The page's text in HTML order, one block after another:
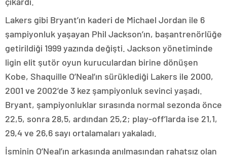
Lakers gibi Bryant’ın kaderi de Michael Jordan ile 6
şampiyonluk yaşayan Phil Jackson’ın, başantrenörlüğe
getirildiği 1999 yazında değişti. Jackson yönetiminde
ligin elit şutör oyun kuruculardan birine dönüşen
Kobe, Shaquille O’Neal’ın sürüklediği Lakers ile 2000,
2001 ve 2002’de 3 kez şampiyonluk sevinci yaşadı.
Bryant, şampiyonluklar sırasında normal sezonda önce
22,5, sonra 28,5, ardından 25,2; play-off’larda ise 21,1,
29,4 ve 26,6 sayı ortalamaları yakaladı.
İsminin O’Neal’ın arkasında anılmasından rahatsız olan